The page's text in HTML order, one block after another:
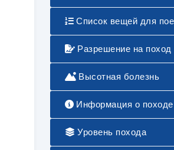
Список вещей для
Разрешение на поход
Высотная болезнь
Информация о походе
Уровень похода